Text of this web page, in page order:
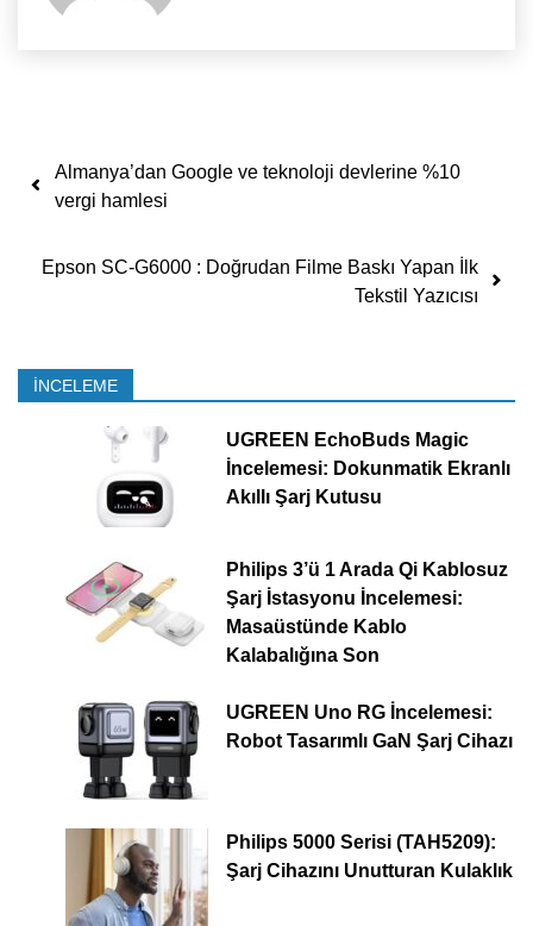
Yazı dolaşımı
Almanya’dan Google ve teknoloji devlerine %10
vergi hamlesi
Epson SC-G6000 : Doğrudan Filme Baskı Yapan İlk
Tekstil Yazıcısı
İNCELEME
UGREEN EchoBuds Magic
İncelemesi: Dokunmatik Ekranlı
Akıllı Şarj Kutusu
Philips 3’ü 1 Arada Qi Kablosuz
Şarj İstasyonu İncelemesi:
Masaüstünde Kablo
Kalabalığına Son
UGREEN Uno RG İncelemesi:
Robot Tasarımlı GaN Şarj Cihazı
Philips 5000 Serisi (TAH5209):
Şarj Cihazını Unutturan Kulaklık